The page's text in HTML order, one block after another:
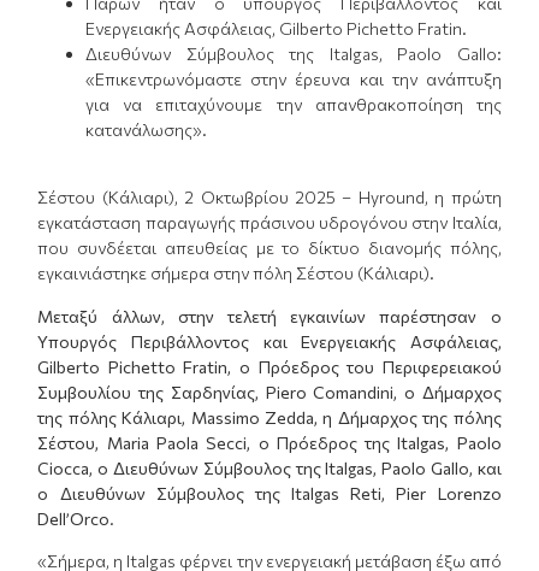
Ενεργειακής Ασφάλειας, Gilberto Pichetto Fratin.
Διευθύνων Σύμβουλος της Italgas, Paolo Gallo:
«Επικεντρωνόμαστε στην έρευνα και την ανάπτυξη
για να επιταχύνουμε την απανθρακοποίηση της
κατανάλωσης».
Σέστου (Κάλιαρι), 2 Οκτωβρίου 2025 – Hyround, η πρώτη
εγκατάσταση παραγωγής πράσινου υδρογόνου στην Ιταλία,
που συνδέεται απευθείας με το δίκτυο διανομής πόλης,
εγκαινιάστηκε σήμερα στην πόλη Σέστου (Κάλιαρι).
Μεταξύ άλλων, στην τελετή εγκαινίων παρέστησαν ο
Υπουργός Περιβάλλοντος και Ενεργειακής Ασφάλειας,
Gilberto Pichetto Fratin, ο Πρόεδρος του Περιφερειακού
Συμβουλίου της Σαρδηνίας, Piero Comandini, ο Δήμαρχος
της πόλης Κάλιαρι, Massimo Zedda, η Δήμαρχος της πόλης
Σέστου, Maria Paola Secci, ο Πρόεδρος της Italgas, Paolo
Ciocca, ο Διευθύνων Σύμβουλος της Italgas, Paolo Gallo, και
ο Διευθύνων Σύμβουλος της Italgas Reti, Pier Lorenzo
Dell’Orco.
«Σήμερα, η Italgas φέρνει την ενεργειακή μετάβαση έξω από